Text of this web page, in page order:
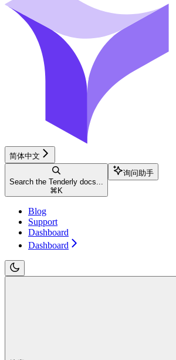
简体中文
Search the Tenderly docs...
⌘ K
询问助手
Blog
Support
Dashboard
Dashboard